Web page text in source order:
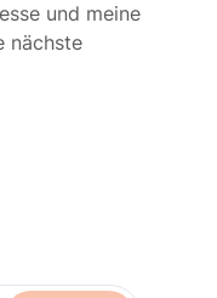
und meine
nächste